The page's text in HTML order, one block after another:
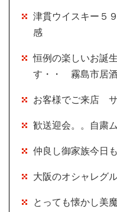
津貫ウイスキー５
感
恒例の楽しいお誕
す・・ 霧島市居
お客様でご来店
歓送迎会。。自粛
仲良し御家族今日
大阪のオシャレグ
とっても懐かし美